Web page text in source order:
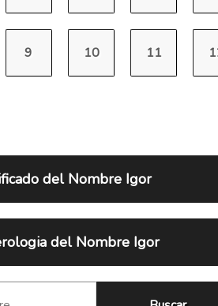
del Nombre Igor
del Nombre Igor